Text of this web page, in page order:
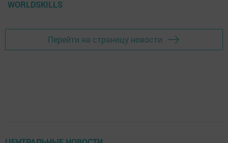
WORLDSKILLS
Перейти на страницу новости